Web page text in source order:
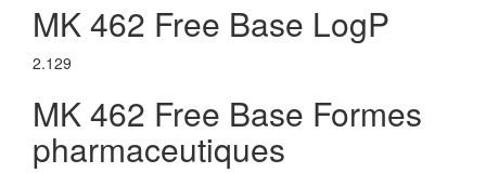
MK 462 Free Base LogP
2.129
MK 462 Free Base Formes
pharmaceutiques